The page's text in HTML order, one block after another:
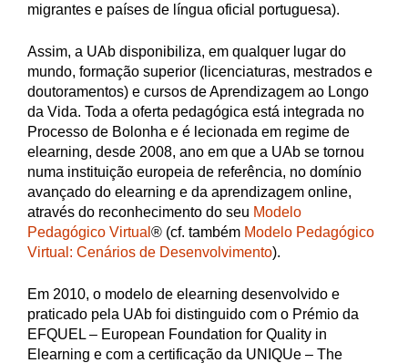
migrantes e países de língua oficial portuguesa).
Assim, a UAb disponibiliza, em qualquer lugar do
mundo, formação superior (licenciaturas, mestrados e
doutoramentos) e cursos de Aprendizagem ao Longo
da Vida. Toda a oferta pedagógica está integrada no
Processo de Bolonha e é lecionada em regime de
elearning, desde 2008, ano em que a UAb se tornou
numa instituição europeia de referência, no domínio
avançado do elearning e da aprendizagem online,
através do reconhecimento do seu Modelo
Pedagógico Virtual ® (cf. também Modelo Pedagógico
Virtual: Cenários de Desenvolvimento).
Em 2010, o modelo de elearning desenvolvido e
praticado pela UAb foi distinguido com o Prémio da
EFQUEL – European Foundation for Quality in
Elearning e com a certificação da UNIQUe – The